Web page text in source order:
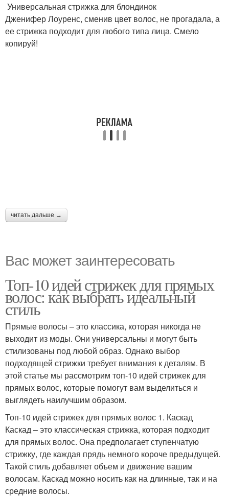
Универсальная стрижка для блондинок
Дженифер Лоуренс, сменив цвет волос, не прогадала, а
ее стрижка подходит для любого типа лица. Смело
копируй!
читать дальше →
Вас может заинтересовать
Топ-10 идей стрижек для прямых
волос: как выбрать идеальный
стиль
Прямые волосы – это классика, которая никогда не
выходит из моды. Они универсальны и могут быть
стилизованы под любой образ. Однако выбор
подходящей стрижки требует внимания к деталям. В
этой статье мы рассмотрим топ-10 идей стрижек для
прямых волос, которые помогут вам выделиться и
выглядеть наилучшим образом.
Топ-10 идей стрижек для прямых волос 1. Каскад
Каскад – это классическая стрижка, которая подходит
для прямых волос. Она предполагает ступенчатую
стрижку, где каждая прядь немного короче предыдущей.
Такой стиль добавляет объем и движение вашим
волосам. Каскад можно носить как на длинные, так и на
средние волосы.